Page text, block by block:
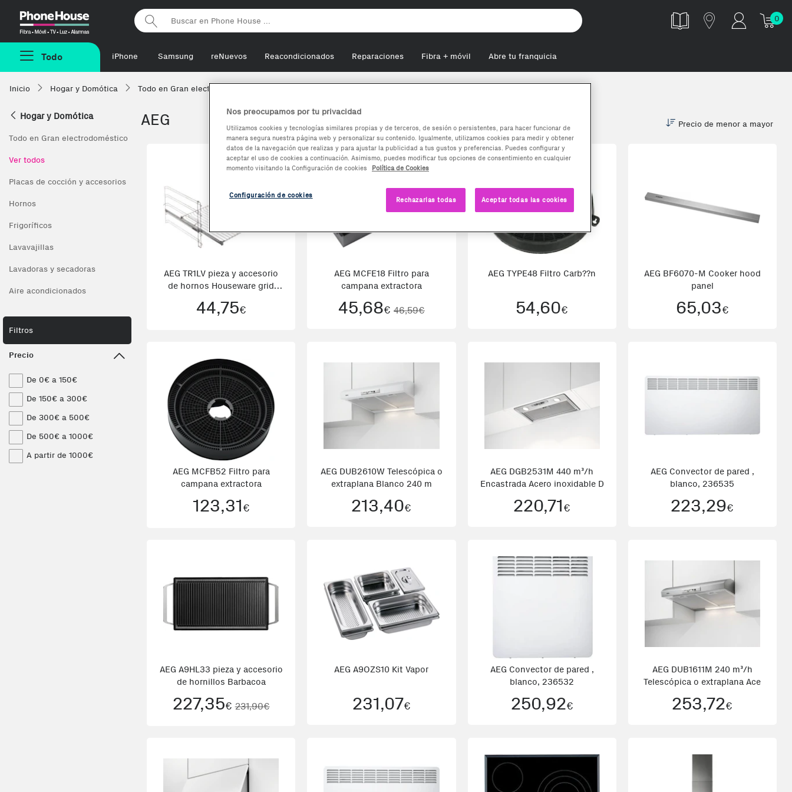
Phonehouse
0
Todo iPhone Samsung reNuevos Reacondicionados Reparaciones Fibra + móvil Abre tu franquicia
Inicio Hogar y Domótica Todo en Gran electrodoméstico
Hogar y Domótica
Todo en Gran electrodoméstico
Ver todos
Placas de cocción y accesorios
Hornos
Frigoríficos
Lavavajillas
Lavadoras y secadoras
Aire acondicionados
Filtros
Precio
De 0€ a 150€
De 150€ a 300€
De 300€ a 500€
De 500€ a 1000€
A partir de 1000€
AEG Precio de menor a mayor
AEG TR1LV pieza y accesorio
de hornos Houseware grid
44,75€
AEG MCFE18 Filtro para
campana extractora
45,68€ 46,59€
AEG TYPE48 Filtro Carb??n
54,60€
AEG BF6070-M Cooker hood
panel
65,03€
AEG MCFB52 Filtro para
campana extractora
123,31€
AEG DUB2610W Telescópica o
extraplana Blanco 240 m
213,40€
AEG DGB2531M 440 m³/h
Encastrada Acero inoxidable D
220,71€
AEG Convector de pared ,
blanco, 236535
223,29€
AEG A9HL33 pieza y accesorio
de hornillos Barbacoa
227,35€ 231,90€
AEG A9OZS10 Kit Vapor
231,07€
AEG Convector de pared ,
blanco, 236532
250,92€
AEG DUB1611M 240 m³/h
Telescópica o extraplana Ace
253,72€
Nos preocupamos por tu privacidad
Utilizamos cookies y tecnologías similares propias y de terceros, de sesión o persistentes, para hacer funcionar de
manera segura nuestra página web y personalizar su contenido. Igualmente, utilizamos cookies para medir y obtener
datos de la navegación que realizas y para ajustar la publicidad a tus gustos y preferencias. Puedes configurar y
aceptar el uso de cookies a continuación. Asimismo, puedes modificar tus opciones de consentimiento en cualquier
momento visitando la Configuración de cookies
Política de Cookies
Rechazarlas todas Aceptar todas las cookies
Configuración de cookies